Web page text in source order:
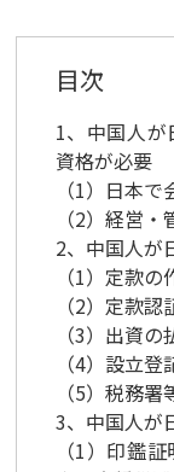
目次
1、中国人
資格が必要
（1）日本
（2）経営
2、中国人が
（1）定款の
（2）定款認
（3）出資
（4）設立登
（5）税務
3、中国人が
（1）印鑑